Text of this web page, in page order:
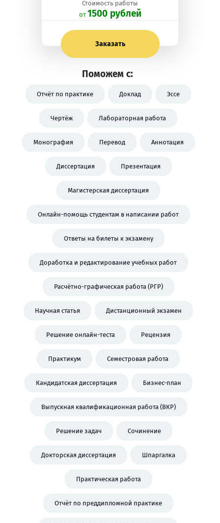
Стоимость работы
oт 1500 рублей
Заказать
Поможем с:
Отчёт по практике Доклад Эссе
Чертёж Лабораторная работа
Монография Перевод Аннотация
Диссертация Презентация
Магистерская диссертация
Онлайн-помощь студентам в написании работ
Ответы на билеты к экзамену
Доработка и редактирование учебных работ
Расчётно-графическая работа (РГР)
Научная статья Дистанционный экзамен
Решение онлайн-теста Рецензия
Практикум Семестровая работа
Кандидатская диссертация Бизнес-план
Выпускная квалификационная работа (ВКР)
Решение задач Сочинение
Докторская диссертация Шпаргалка
Практическая работа
Отчёт по преддипломной практике